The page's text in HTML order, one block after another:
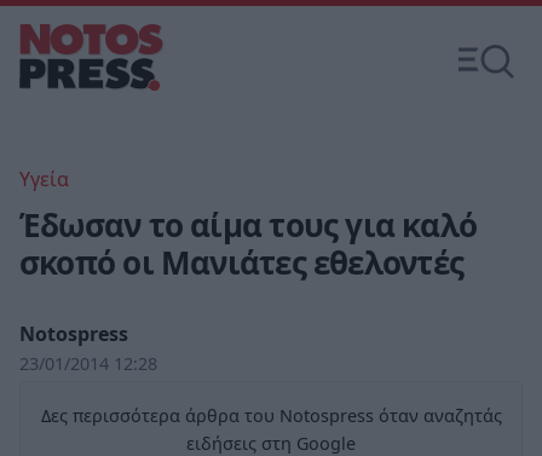
Υγεία
Έδωσαν το αίμα τους για καλό
σκοπό οι Μανιάτες εθελοντές
Notospress
23/01/2014 12:28
Δες περισσότερα άρθρα του Notospress όταν αναζητάς
ειδήσεις στη Google